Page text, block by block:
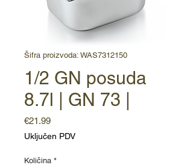
Šifra proizvoda: WAS7312150
1/2 GN posuda
8.7l | GN 73 |
€21.99Cijena
Uključen PDV
Količina *